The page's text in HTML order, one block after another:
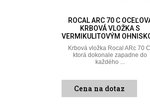
ROCAL ARC 70 C
KRBOVÁ VLOŽKA S
VERMIKULITOVÝM
Krbová vložka Rocal ARc 70
ktorá dokonale zapadne do
každého ...
Cena na dotaz